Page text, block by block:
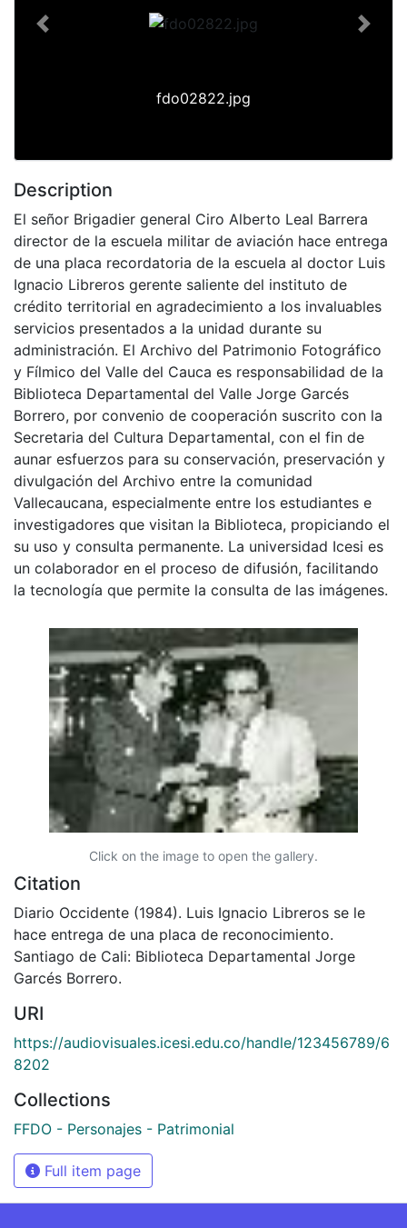
fdo02822.jpg
Previous Next
Description
El señor Brigadier general Ciro Alberto Leal Barrera
director de la escuela militar de aviación hace entrega
de una placa recordatoria de la escuela al doctor Luis
Ignacio Libreros gerente saliente del instituto de
crédito territorial en agradecimiento a los invaluables
servicios presentados a la unidad durante su
administración. El Archivo del Patrimonio Fotográfico
y Fílmico del Valle del Cauca es responsabilidad de la
Biblioteca Departamental del Valle Jorge Garcés
Borrero, por convenio de cooperación suscrito con la
Secretaria del Cultura Departamental, con el fin de
aunar esfuerzos para su conservación, preservación y
divulgación del Archivo entre la comunidad
Vallecaucana, especialmente entre los estudiantes e
investigadores que visitan la Biblioteca, propiciando el
su uso y consulta permanente. La universidad Icesi es
un colaborador en el proceso de difusión, facilitando
la tecnología que permite la consulta de las imágenes.
Click on the image to open the gallery.
Citation
Diario Occidente (1984). Luis Ignacio Libreros se le
hace entrega de una placa de reconocimiento.
Santiago de Cali: Biblioteca Departamental Jorge
Garcés Borrero.
URI
https://audiovisuales.icesi.edu.co/handle/123456789/6
8202
Collections
FFDO - Personajes - Patrimonial
Full item page